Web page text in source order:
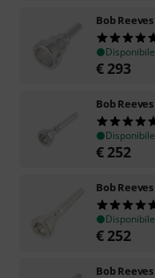
Bob Reeves
Disponibile
€ 293
Bob Reeves
Disponibile
€ 252
Bob Reeves
Disponibile
€ 252
Bob Reeves